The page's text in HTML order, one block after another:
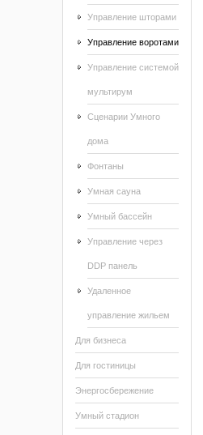
Управление шторами
Управление воротами
Управление системой
мультирум
Сценарии Умного
дома
Фонтаны
Умная сауна
Умный бассейн
Управление через
DDP панель
Удаленное
управление жильем
Для бизнеса
Для гостиницы
Энергосбережение
Умный стадион